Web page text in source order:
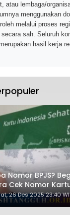
atau lembaga/
menggunakan
melalui proses
sah. Seluruh
hasil kerja
Nomor BPJS?
Cek Nomor
dengan NIK KTP
26 Des 2025 23:40